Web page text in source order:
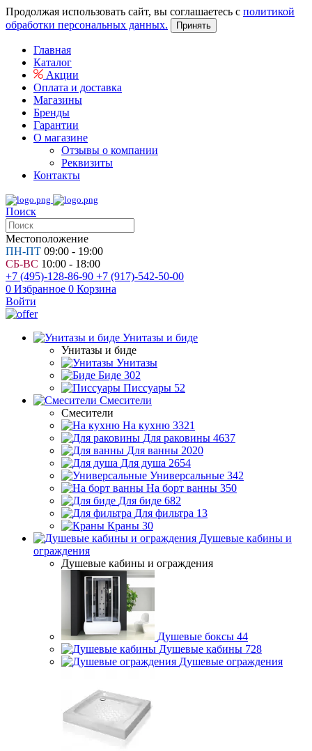
Продолжая использовать сайт, вы соглашаетесь с политикой
обработки персональных данных.
Принять
Главная
Каталог
Акции
Оплата и доставка
Магазины
Бренды
Гарантии
О магазине
Отзывы о компании
Реквизиты
Контакты
Поиск
Местоположение
ПН-ПТ 09:00 - 19:00
СБ-ВС 10:00 - 18:00
+7 (495)-128-86-90 +7 (917)-542-50-00
0 Избранное 0 Корзина
Войти
Унитазы и биде
Унитазы и биде
Унитазы
Биде 302
Писсуары 52
Смесители
Смесители
На кухню 3321
Для раковины 4637
Для ванны 2020
Для душа 2654
Универсальные 342
На борт ванны 350
Для биде 682
Для фильтра 13
Краны 30
Душевые кабины и
ограждения
Душевые кабины и ограждения
Душевые боксы 44
Душевые кабины 728
Душевые ограждения